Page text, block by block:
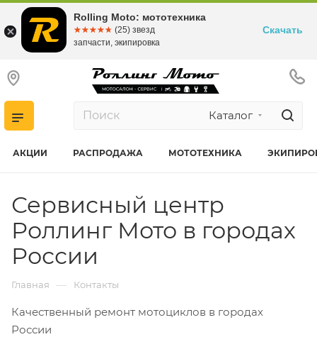
Каталог
АКЦИИ РАСПРОДАЖА МОТОТЕХНИКА
Сервисный центр
Роллинг Мото в городах
России
Главная — Контакты
Качественный ремонт мотоциклов в городах
России
Rolling Moto: мототехника
☆☆☆☆☆
★★★★★ (25) звезд
запчасти, экипировка
Скачать